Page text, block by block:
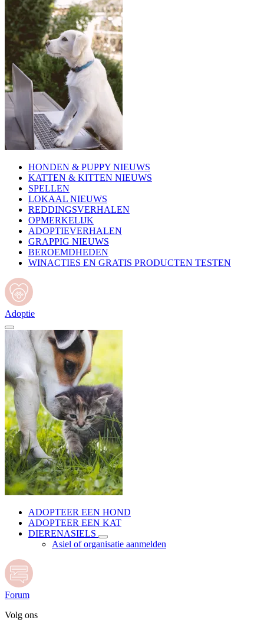
HONDEN & PUPPY NIEUWS
KATTEN & KITTEN NIEUWS
SPELLEN
LOKAAL NIEUWS
REDDINGSVERHALEN
OPMERKELIJK
ADOPTIEVERHALEN
GRAPPIG NIEUWS
BEROEMDHEDEN
WINACTIES EN GRATIS PRODUCTEN TESTEN
Adoptie
ADOPTEER EEN HOND
ADOPTEER EEN KAT
DIERENASIELS
Asiel of organisatie aanmelden
Forum
Volg ons